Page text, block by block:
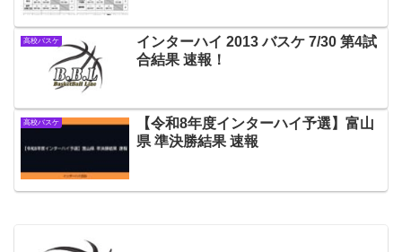
高校バスケ
インターハイ 2013 バスケ 7/30 第4試
合結果 速報！
高校バスケ
【令和8年度インターハイ予選】富山
県 準決勝結果 速報